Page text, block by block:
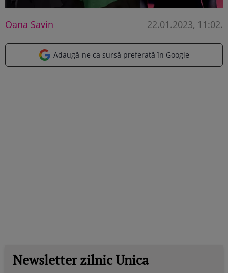
Oana Savin 22.01.2023, 11:02.
Adaugă-ne ca sursă preferată în Google
Newsletter zilnic Unica